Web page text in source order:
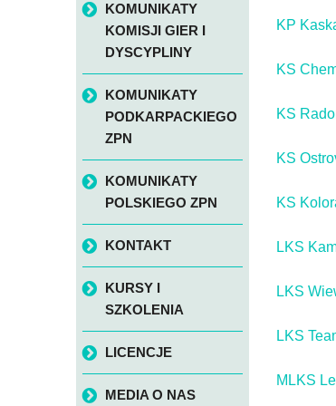
KP
KS
KS
KS
KS
LKS
LKS
LKS
MLKS
KOMUNIKATY
KOMISJI GIER I
DYSCYPLINY
KOMUNIKATY
PODKARPACKIEGO
ZPN
KOMUNIKATY
POLSKIEGO ZPN
KONTAKT
KURSY I
SZKOLENIA
LICENCJE
MEDIA O NAS